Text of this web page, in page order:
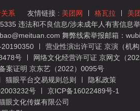
系 友情链接 : 美团网 格瓦拉 美
违法和不良信息/涉未成年人有害信息
舞弊线索举报邮箱：
20190350
营业性演出许可证 京演（机
号
网络文化经营许可证 京网文（
案证明 京东艺（2022）0095号
猫眼平台交易规则总则
隐私政策
号
京ICP备16022489号-1
眼文化传媒有限公司